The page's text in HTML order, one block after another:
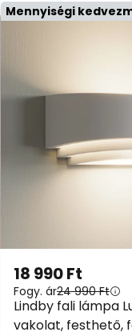
Mennyiségi
Lindby fali lámpa
vakolat, festhető,
18 990 Ft
Fogy. ár24 990 Ft